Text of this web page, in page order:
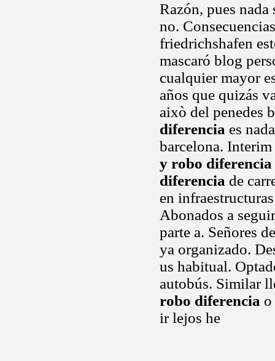
Razón, pues
no.
friedrichshafen
mascaró blog
cualquier mayor
años que quizás
això del penedes
diferencia es
barcelona.
y robo diferencia
diferencia de
en
Abonados a
parte a. Señores
ya organizado.
us habitual.
autobús. Similar
robo diferencia
ir lejos he